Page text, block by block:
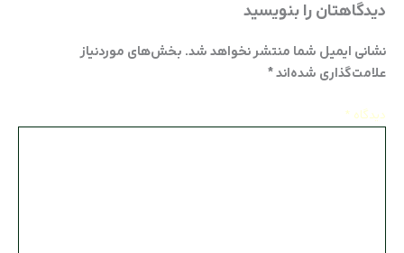
دیدگاهتان را بنویسید
نشانی ایمیل شما منتشر نخواهد شد. بخش‌های موردنیاز
علامت‌گذاری شده‌اند*
دیدگاه *